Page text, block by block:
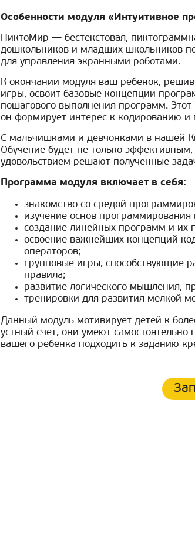
Особенности модуля «Интуитивное
ПиктоМир — бестекстовая,
дошкольников и младших школьников
для управления экранными роботами.
К окончании модуля ваш ребенок,
игры, освоит базовые концепции
пошагового выполнения программ.
он формирует интерес к кодированию и
С мальчишками и девчонками в нашей
Обучение будет не только
удовольствием решают полученные
Программа модуля включает в себя:
знакомство со средой
изучение основ
создание линейных программ и их
освоение важнейших концепций
операторов;
групповые игры, способствующие
правила;
развитие логического мышления,
тренировки для развития мелкой
Данный модуль мотивирует детей к
устный счет, они умеют
вашего ребенка подходить к заданию